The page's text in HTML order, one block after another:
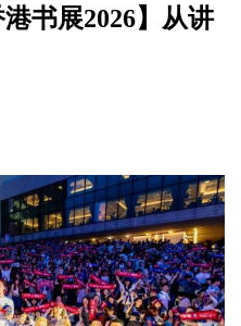
书展2026】从讲